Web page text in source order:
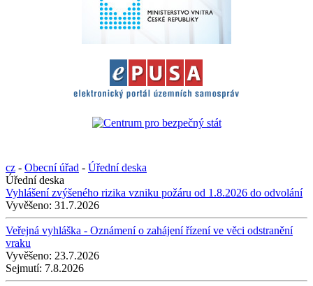
cz - Obecní úřad - Úřední deska
Úřední deska
Vyhlášení zvýšeného rizika vzniku požáru od 1.8.2026 do odvolání
Vyvěšeno: 31.7.2026
Veřejná vyhláška - Oznámení o zahájení řízení ve věci odstranění
vraku
Vyvěšeno: 23.7.2026
Sejmutí: 7.8.2026